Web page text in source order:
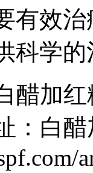
有效
科学
醋加
： 白